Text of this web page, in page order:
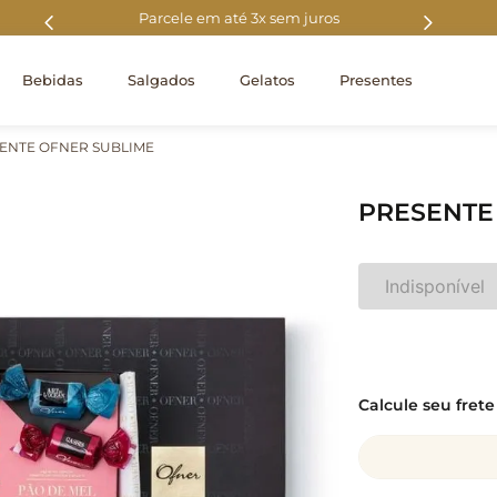
Parcele em até 3x sem juros
Bebidas Salgados Gelatos Presentes
OFNER SUBLIME
Indisponível